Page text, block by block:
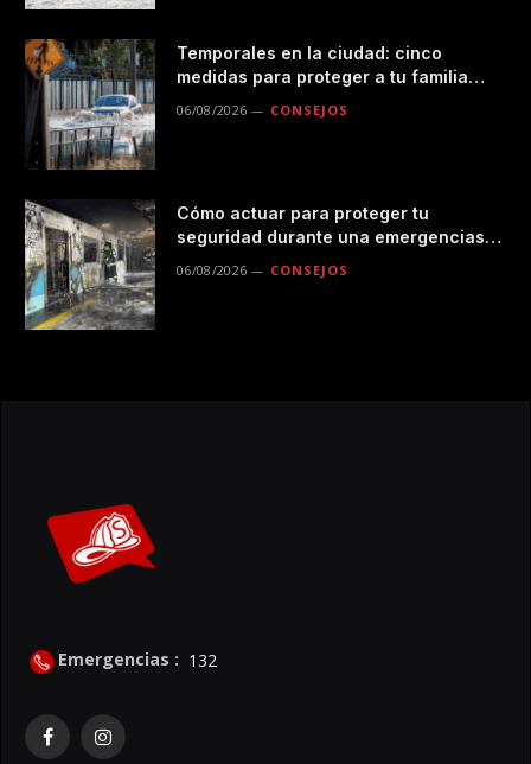
Temporales en la ciudad: cinco
medidas para proteger a tu familia
06/08/2026 CONSEJOS
Cómo actuar para proteger tu
seguridad durante una emergencias
06/08/2026 CONSEJOS
Emergencias : 132
FacebookInstagram